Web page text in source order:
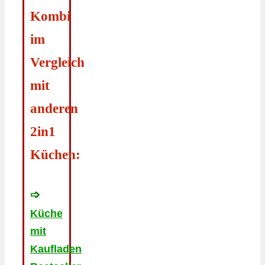
Kombi
im
Vergleich
mit
anderen
2in1
Küchen:
➩
Küche
mit
Kaufladen